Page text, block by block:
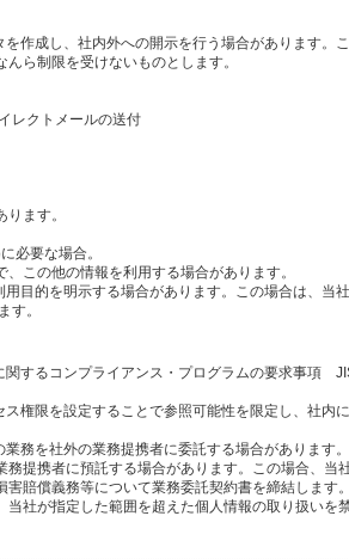
作成し、社内外への開示を行う場合があります。
ら制限を受けないものとします。
レクトメールの送付
ます。
必要な場合。
この他の情報を利用する場合があります。
目的を明示する場合があります。この場合は、当
す。
関するコンプライアンス・プログラムの要求事項
権限を設定することで参照可能性を限定し、社内
務を社外の業務提携者に委託する場合があります
提携者に預託する場合があります。この場合、当
賠償義務等について業務委託契約書を締結します
社が指定した範囲を超えた個人情報の取り扱いを